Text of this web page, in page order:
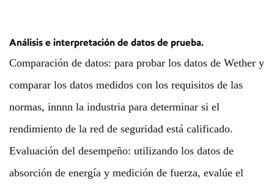
Análisis e interpretación de datos de prueba.
Comparación de datos: para probar los datos de Wether y
comparar los datos medidos con los requisitos de las
normas, innnn la industria para determinar si el
rendimiento de la red de seguridad está calificado.
Evaluación del desempeño: utilizando los datos de
absorción de energía y medición de fuerza, evalúe el